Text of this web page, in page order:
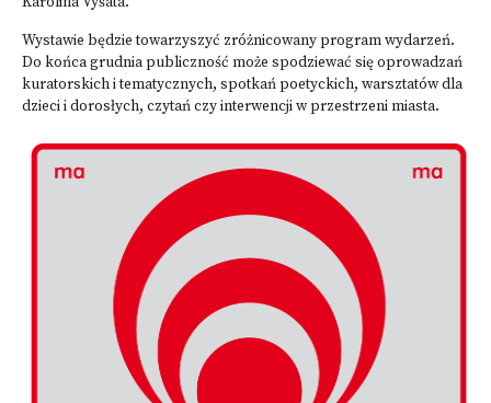
Wystawie będzie towarzyszyć zróżnicowany program wydarzeń.
Do końca grudnia publiczność może spodziewać się oprowadzań
kuratorskich i tematycznych, spotkań poetyckich, warsztatów dla
dzieci i dorosłych, czytań czy interwencji w przestrzeni miasta.